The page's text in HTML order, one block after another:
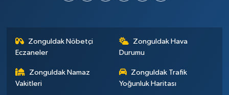
Zonguldak Nöbetçi
Eczaneler
Zonguldak Hava
Durumu
Zonguldak Namaz
Vakitleri
Zonguldak Trafik
Yoğunluk Haritası